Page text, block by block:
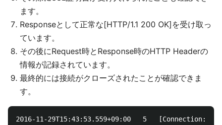
ます。
Responseとして正常な[HTTP/1.1 200 OK]を受け取っ
ています。
その後にRequest時とResponse時のHTTP Headerの
情報が記録されています。
最終的には接続がクローズされたことが確認できま
す。
2016-11-29T15:43:53.559+09:00	5	[Connection: 26]	_persist_oauthaccesstoken: [], _persist_oauthaccesstokensecret: [*****], _persist_token_timestamp: [], _persist_oauthexpiresin: [], _persist_oauthrefreshtoken: []